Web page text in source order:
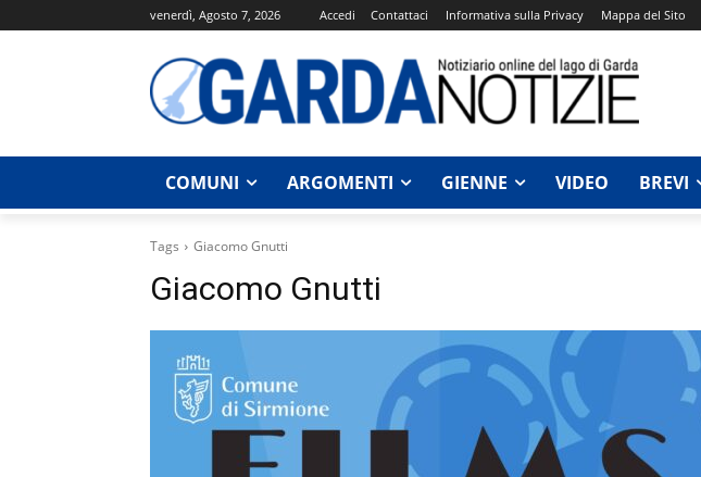
venerdì, Agosto 7, 2026 Accedi Contattaci Informativa sulla Privacy Mappa del Sito
COMUNI ARGOMENTI GIENNE VIDEO BREVI
Tags Giacomo Gnutti
Giacomo Gnutti